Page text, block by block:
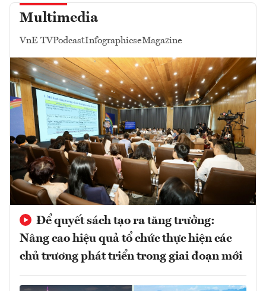
Multimedia
VnE TVPodcastInfographicseMagazine
Để quyết sách tạo ra tăng trưởng:
Nâng cao hiệu quả tổ chức thực hiện các
chủ trương phát triển trong giai đoạn mới